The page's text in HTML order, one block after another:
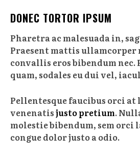
DONEC TORTOR IPSUM
Pharetra ac malesuada in,
Praesent mattis ullamcorper
convallis eros bibendum nec.
quam, sodales eu dui vel,
Pellentesque faucibus orci
venenatisjusto pretium.
molestie bibendum, sem
congue dolor justo a odio.